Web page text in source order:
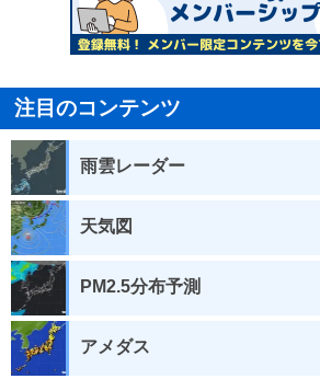
注目のコンテンツ
雨雲レーダー
天気図
PM2.5分布予測
アメダス